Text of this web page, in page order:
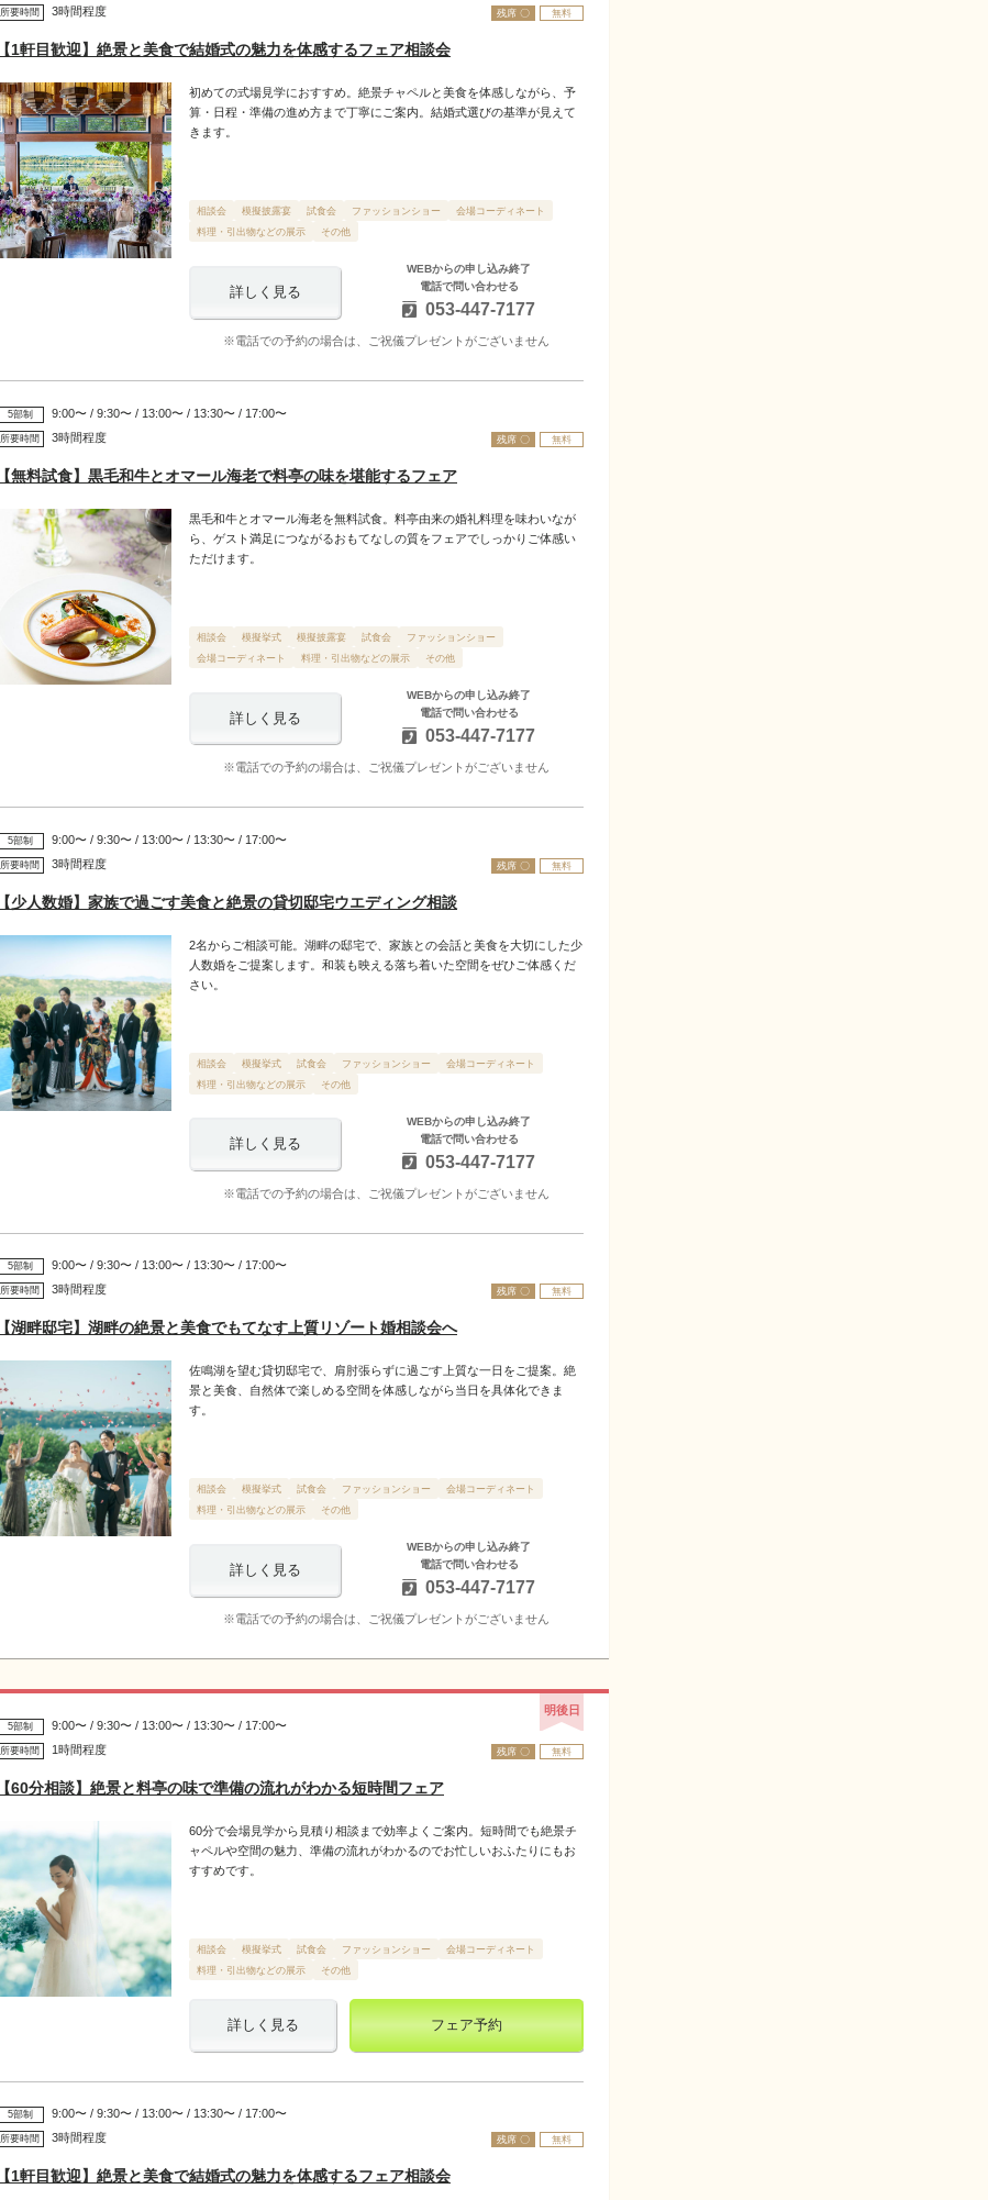
残席 〇 無料
所要時間 3時間程度
【1軒目歓迎】絶景と美食で結婚式の魅力を体感するフェア相談会
初めての式場見学におすすめ。絶景チャペルと美食を体感しながら、予
算・日程・準備の進め方まで丁寧にご案内。結婚式選びの基準が見えて
きます。
相談会 模擬披露宴 試食会 ファッションショー
会場コーディネート
料理・引出物などの展示
その他
詳しく見る
WEBからの申し込み終了
電話で問い合わせる
053-447-7177
※電話での予約の場合は、ご祝儀プレゼントがございません
残席 〇 無料
5部制 9:00〜 / 9:30〜 / 13:00〜 / 13:30〜 / 17:00〜
所要時間 3時間程度
【無料試食】黒毛和牛とオマール海老で料亭の味を堪能するフェア
黒毛和牛とオマール海老を無料試食。料亭由来の婚礼料理を味わいなが
ら、ゲスト満足につながるおもてなしの質をフェアでしっかりご体感い
ただけます。
相談会 模擬挙式 模擬披露宴 試食会
ファッションショー
会場コーディネート
料理・引出物などの展示 その他
詳しく見る
WEBからの申し込み終了
電話で問い合わせる
053-447-7177
※電話での予約の場合は、ご祝儀プレゼントがございません
残席 〇 無料
5部制 9:00〜 / 9:30〜 / 13:00〜 / 13:30〜 / 17:00〜
所要時間 3時間程度
【少人数婚】家族で過ごす美食と絶景の貸切邸宅ウエディング相談
2名からご相談可能。湖畔の邸宅で、家族との会話と美食を大切にした少
人数婚をご提案します。和装も映える落ち着いた空間をぜひご体感くだ
さい。
相談会 模擬挙式 試食会 ファッションショー
会場コーディネート
料理・引出物などの展示
その他
詳しく見る
WEBからの申し込み終了
電話で問い合わせる
053-447-7177
※電話での予約の場合は、ご祝儀プレゼントがございません
残席 〇 無料
5部制 9:00〜 / 9:30〜 / 13:00〜 / 13:30〜 / 17:00〜
所要時間 3時間程度
【湖畔邸宅】湖畔の絶景と美食でもてなす上質リゾート婚相談会へ
佐鳴湖を望む貸切邸宅で、肩肘張らずに過ごす上質な一日をご提案。絶
景と美食、自然体で楽しめる空間を体感しながら当日を具体化できま
す。
相談会 模擬挙式 試食会 ファッションショー
会場コーディネート
料理・引出物などの展示
その他
詳しく見る
WEBからの申し込み終了
電話で問い合わせる
053-447-7177
※電話での予約の場合は、ご祝儀プレゼントがございません
明後日
残席 〇 無料
5部制 9:00〜 / 9:30〜 / 13:00〜 / 13:30〜 / 17:00〜
所要時間 1時間程度
【60分相談】絶景と料亭の味で準備の流れがわかる短時間フェア
60分で会場見学から見積り相談まで効率よくご案内。短時間でも絶景チ
ャペルや空間の魅力、準備の流れがわかるのでお忙しいおふたりにもお
すすめです。
相談会 模擬挙式 試食会 ファッションショー
会場コーディネート
料理・引出物などの展示
その他
詳しく見る フェア予約
残席 〇 無料
5部制 9:00〜 / 9:30〜 / 13:00〜 / 13:30〜 / 17:00〜
所要時間 3時間程度
【1軒目歓迎】絶景と美食で結婚式の魅力を体感するフェア相談会